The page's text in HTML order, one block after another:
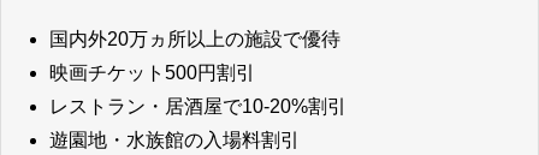
国内外20万ヵ所以上の施設で優待
映画チケット500円割引
レストラン・居酒屋で10-20%割引
遊園地・水族館の入場料割引